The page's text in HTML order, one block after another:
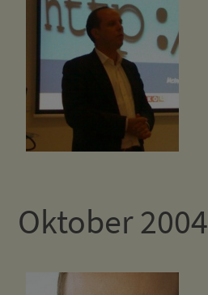
Oktober 2004